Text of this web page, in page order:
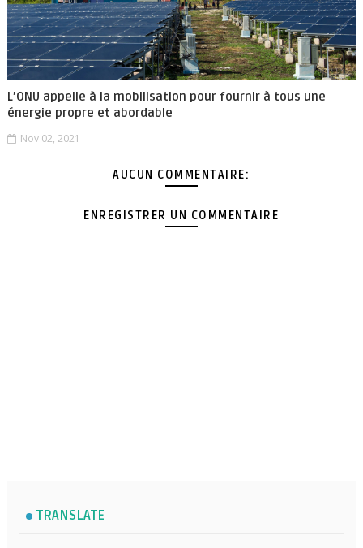
L’ONU appelle à la mobilisation pour fournir à tous une
énergie propre et abordable
Nov 02, 2021
AUCUN COMMENTAIRE:
ENREGISTRER UN COMMENTAIRE
TRANSLATE